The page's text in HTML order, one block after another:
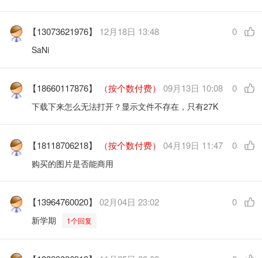
【13073621976】 12月18日 13:48 0
SaNi
【18660117876】 （按个数付费） 09月13日 10:08 0
下载下来怎么无法打开？显示文件不存在，只有27K
【18118706218】 （按个数付费） 04月19日 11:47 0
购买的图片是否能商用
【13964760020】02月04日 23:02 0
新学期 1个回复